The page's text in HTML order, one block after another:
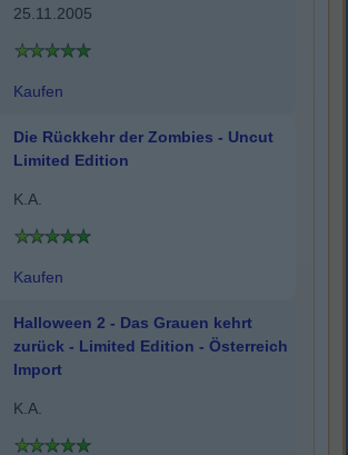
25.11.2005
Kaufen
Die Rückkehr der Zombies - Uncut
Limited Edition
K.A.
Kaufen
Halloween 2 - Das Grauen kehrt
zurück - Limited Edition - Österreich
Import
K.A.